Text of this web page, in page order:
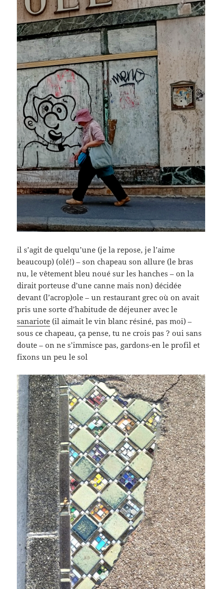
il s’agit de quelqu’une (je la repose, je l’aime
beaucoup) (olé!) – son chapeau son allure (le bras
nu, le vêtement bleu noué sur les hanches – on la
dirait porteuse d’une canne mais non) décidée
devant (l’acrop)ole – un restaurant grec où on avait
pris une sorte d’habitude de déjeuner avec le
sanariote (il aimait le vin blanc résiné, pas moi) –
sous ce chapeau, ça pense, tu ne crois pas ? oui sans
doute – on ne s’immisce pas, gardons-en le profil et
fixons un peu le sol